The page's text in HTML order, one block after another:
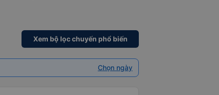
Xem bộ lọc chuyến phổ biến
Chọn ngày